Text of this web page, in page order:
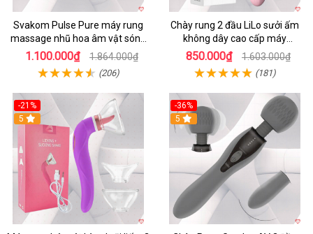
Svakom Pulse Pure máy rung
massage nhũ hoa âm vật sóng
âm
1.100.000₫ 1.864.000₫
(206)
Chày rung 2 đầu LiLo sưởi ấm
không dây cao cấp máy
massage G
850.000₫ 1.603.000₫
(181)
-21%
5
-36%
5